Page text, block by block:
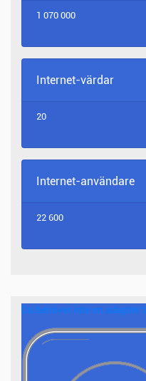
1 070 000
Internet-värdar
20
Internet-användare
22 600
Du behöver inte en